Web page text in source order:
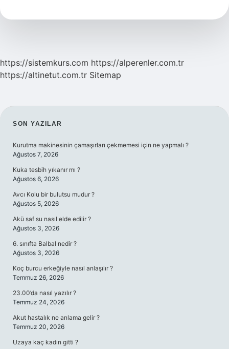
https://sistemkurs.com https://alperenler.com.tr
https://altinetut.com.tr Sitemap
SIDEBAR
SON YAZILAR
Kurutma makinesinin çamaşırları çekmemesi için ne yapmalı ?
Ağustos 7, 2026
Kuka tesbih yıkanır mı ?
Ağustos 6, 2026
Avcı Kolu bir bulutsu mudur ?
Ağustos 5, 2026
Akü saf su nasıl elde edilir ?
Ağustos 3, 2026
6. sınıfta Balbal nedir ?
Ağustos 3, 2026
Koç burcu erkeğiyle nasıl anlaşılır ?
Temmuz 26, 2026
23.00’da nasıl yazılır ?
Temmuz 24, 2026
Akut hastalık ne anlama gelir ?
Temmuz 20, 2026
Uzaya kaç kadın gitti ?